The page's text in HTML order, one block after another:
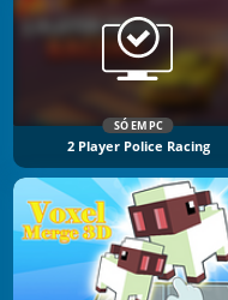
SÓ EM PC
2 Player Police Racing